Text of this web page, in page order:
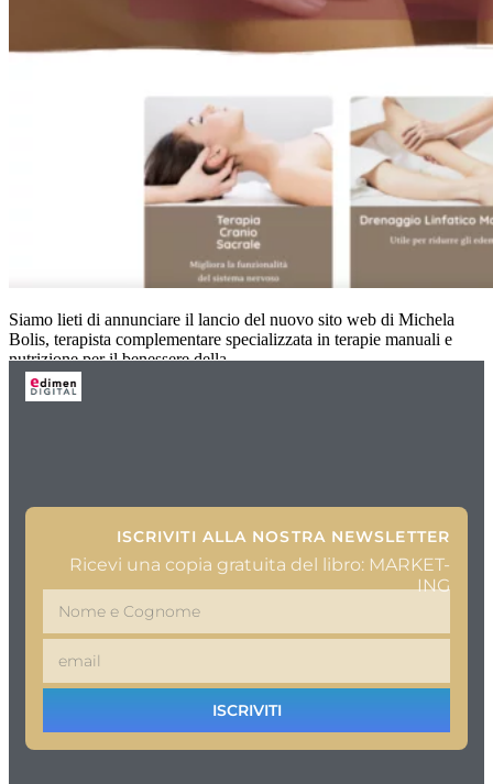
Siamo lieti di annunciare il lancio del nuovo sito web di Michela
Bolis, terapista complementare specializzata in terapie manuali e
nutrizione per il benessere della
ISCRIVITI ALLA NOSTRA NEWSLETTER
Ricevi una copia gratuita del libro: MARKET-
ING
ISCRIVITI